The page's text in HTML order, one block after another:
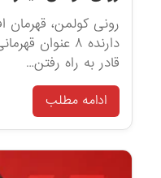
رونی کولمن، قهرمان
دارنده ۸ عنوان
قادر به راه رفتن…
ادامه مطلب